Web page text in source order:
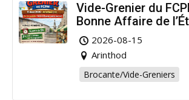
Vide-Grenier du
Bonne Affaire de
Arinthod !
2026-08-15
Arinthod
Brocante/Vide-Greniers